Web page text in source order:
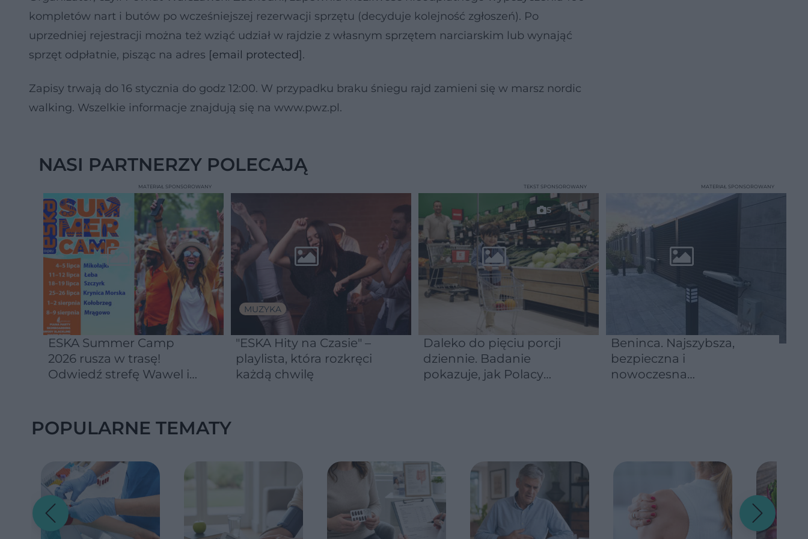
kompletów nart i butów po wcześniejszej rezerwacji sprzętu (decyduje kolejność zgłoszeń). Po
uprzedniej rejestracji można też wziąć udział w rajdzie z własnym sprzętem narciarskim lub wynająć
sprzęt odpłatnie, pisząc na adres [email protected].
Zapisy trwają do 16 stycznia do godz 12:00. W przypadku braku śniegu rajd zamieni się w marsz nordic
walking. Wszelkie informacje znajdują się na www.pwz.pl.
NASI PARTNERZY POLECAJĄ
ESKA Summer Camp
2026 rusza w trasę!
Odwiedź strefę Wawel i
MATERIAŁ SPONSOROWANY
MUZYKA
"ESKA Hity na Czasie" –
playlista, która rozkręci
każdą chwilę
5
Daleko do pięciu porcji
dziennie. Badanie
pokazuje, jak Polacy
TEKST SPONSOROWANY
Beninca. Najszybsza,
bezpieczna i
nowoczesna
MATERIAŁ SPONSOROWANY
POPULARNE TEMATY